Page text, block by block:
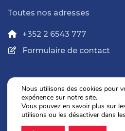
Toutes nos adresses
+352 2 6543 777
Formulaire de contact
Politique de
Mentions
Nous utilisons des cookies pour
expérience sur notre site.
Vous pouvez en savoir plus sur
utilisons ou les désactiver dans les